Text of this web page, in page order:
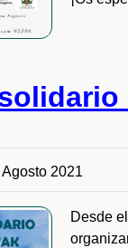
2021
Desde